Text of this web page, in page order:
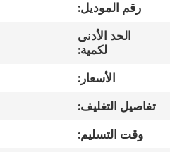
جولة
المعمل
رقابة
جودة
رقم الموديل:
الحد الأدنى
لكمية:
الأسعار:
تفاصيل التغليف:
وقت التسليم: